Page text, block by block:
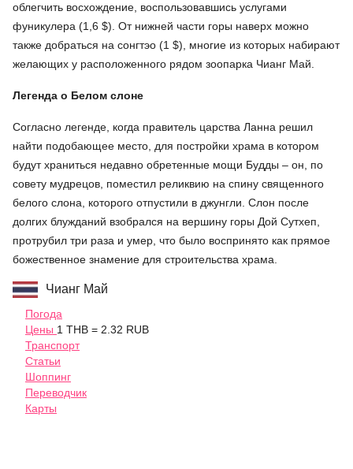
облегчить восхождение, воспользовавшись услугами
фуникулера (1,6 $). От нижней части горы наверх можно
также добраться на сонгтэо (1 $), многие из которых набирают
желающих у расположенного рядом зоопарка Чианг Май.
Легенда о Белом слоне
Согласно легенде, когда правитель царства Ланна решил
найти подобающее место, для постройки храма в котором
будут храниться недавно обретенные мощи Будды – он, по
совету мудрецов, поместил реликвию на спину священного
белого слона, которого отпустили в джунгли. Слон после
долгих блужданий взобрался на вершину горы Дой Сутхеп,
протрубил три раза и умер, что было воспринято как прямое
божественное знамение для строительства храма.
Чианг Май
Погода
Цены 1 THB = 2.32 RUB
Транспорт
Статьи
Шоппинг
Переводчик
Карты